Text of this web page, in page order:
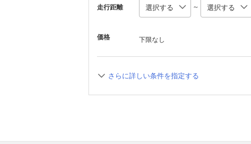
走行距離 ～
価格 下限なし
さらに詳しい条件を指定する